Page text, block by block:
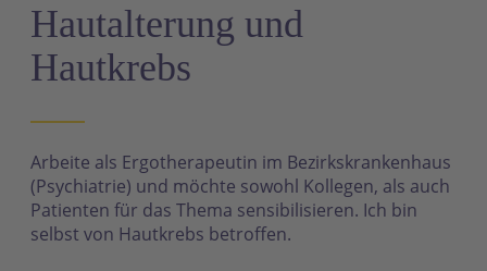
Hautalterung und
Hautkrebs
Arbeite als Ergotherapeutin im Bezirkskrankenhaus
(Psychiatrie) und möchte sowohl Kollegen, als auch
Patienten für das Thema sensibilisieren. Ich bin
selbst von Hautkrebs betroffen.